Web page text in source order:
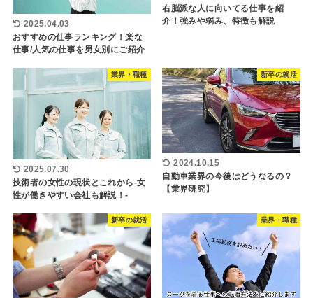
2025.04.03
おすすめの仕事ランキング！楽な
仕事/人気の仕事を男女別にご紹介
右脳派な人に向いてる仕事を紹
介！強みや弱み、特徴も解説
業界・職種
2025.07.30
技術者の女性の現状とこれから-女
性が働きやすい会社も解説！-
新卒の就活
2024.10.15
自動車業界の今後はどうなるの？
【業界研究】
新卒の就活 業界・職種